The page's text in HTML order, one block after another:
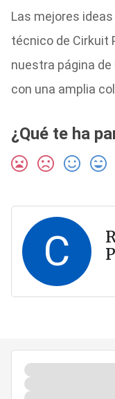
Las mejores
técnico de Cirkuit
nuestra página de
con una amplia
¿Qué te ha
C